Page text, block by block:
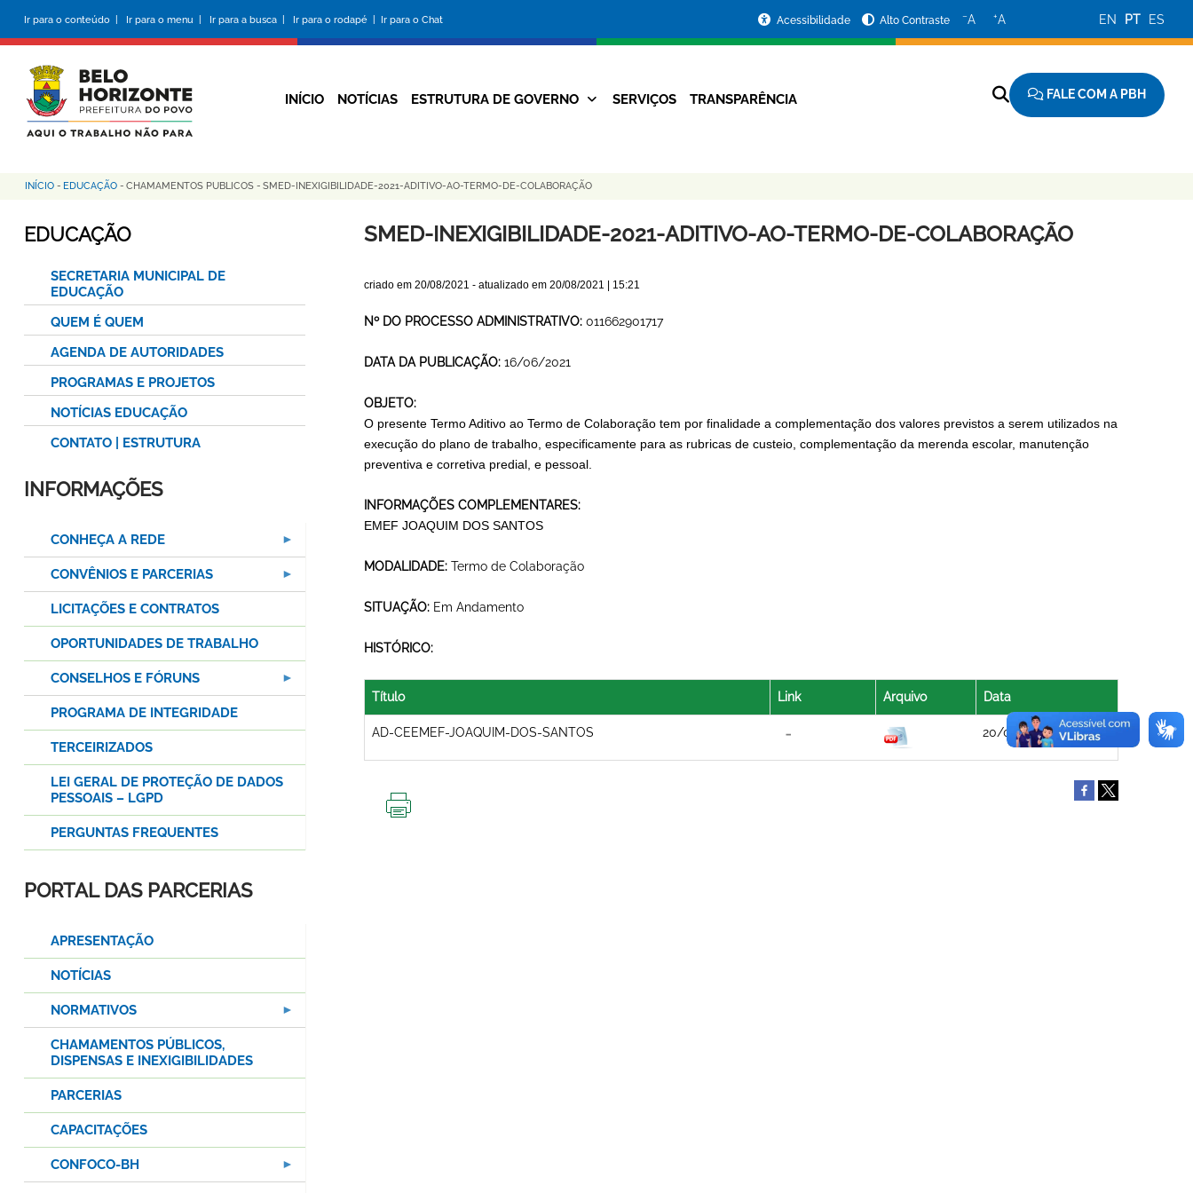
conteúdo
principal
Ir para o conteúdo | Ir para o menu | Ir para a busca | Ir para o rodapé | Ir para o Chat
da
Prefeitura
Acessibilidade Alto Contraste −A +A EN PT ES
Navegação
INÍCIO NOTÍCIAS ESTRUTURA DE GOVERNO SERVIÇOS TRANSPARÊNCIA FALE COM A PBH
Trilha
de
INÍCIO - EDUCAÇÃO - CHAMAMENTOS PUBLICOS - SMED-INEXIGIBILIDADE-2021-ADITIVO-AO-TERMO-DE-COLABORAÇÃO
SMED-INEXIGIBILIDADE-2021-ADITIVO-AO-TERMO-DE-COLABORAÇÃO
criado em 20/08/2021 - atualizado em 20/08/2021 | 15:21
Nº DO PROCESSO ADMINISTRATIVO: 011662901717
DATA DA PUBLICAÇÃO: 16/06/2021
OBJETO:
O presente Termo Aditivo ao Termo de Colaboração tem por finalidade a complementação dos valores previstos a serem utilizados na
execução do plano de trabalho, especificamente para as rubricas de custeio, complementação da merenda escolar, manutenção
preventiva e corretiva predial, e pessoal.
INFORMAÇÕES COMPLEMENTARES:
EMEF JOAQUIM DOS SANTOS
MODALIDADE: Termo de Colaboração
SITUAÇÃO: Em Andamento
HISTÓRICO:
Título Link Arquivo Data
AD-CEEMEF-JOAQUIM-DOS-SANTOS 20/08/2021
EDUCAÇÃO
SECRETARIA MUNICIPAL DE
EDUCAÇÃO
QUEM É QUEM
AGENDA DE AUTORIDADES
PROGRAMAS E PROJETOS
NOTÍCIAS EDUCAÇÃO
CONTATO | ESTRUTURA
INFORMAÇÕES
CONHEÇA A REDE
CONVÊNIOS E PARCERIAS
LICITAÇÕES E CONTRATOS
OPORTUNIDADES DE TRABALHO
CONSELHOS E FÓRUNS
PROGRAMA DE INTEGRIDADE
TERCEIRIZADOS
LEI GERAL DE PROTEÇÃO DE DADOS
PESSOAIS – LGPD
PERGUNTAS FREQUENTES
PORTAL DAS PARCERIAS
APRESENTAÇÃO
NOTÍCIAS
NORMATIVOS
CHAMAMENTOS PÚBLICOS,
DISPENSAS E INEXIGIBILIDADES
PARCERIAS
CAPACITAÇÕES
CONFOCO-BH